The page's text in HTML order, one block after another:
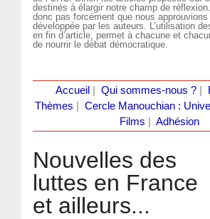
destinés à élargir notre champ de
donc pas forcément que nous
développée par les auteurs. L’utilisation
en fin d’article, permet à chacune et
de nourrir le débat démocratique.
Accueil Qui sommes-nous ?|
Thèmes
Cercle Manouchian :
Films
Adhésion
Nouvelles des
luttes en France
et ailleurs...